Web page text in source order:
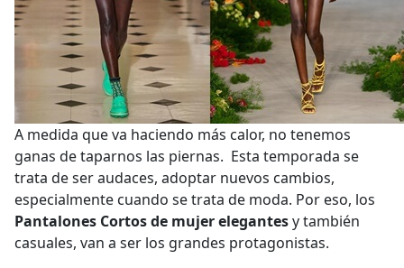
A medida que va haciendo más calor, no tenemos
ganas de taparnos las piernas. Esta temporada se
trata de ser audaces, adoptar nuevos cambios,
especialmente cuando se trata de moda. Por eso, los
Pantalones Cortos de mujer elegantesy también
casuales, van a ser los grandes protagonistas.